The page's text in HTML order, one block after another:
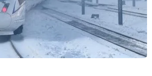
quyết liệt việc cắt giảm, đơn giản
điều kiện kinh doanh và đẩy
giải quyết thủ tục hành chính.